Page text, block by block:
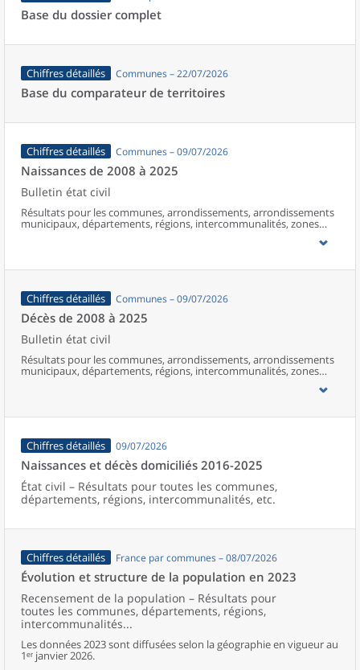
Base du dossier complet
Chiffres détaillés Communes – 22/07/2026
Base du comparateur de territoires
Chiffres détaillés Communes – 09/07/2026
Naissances de 2008 à 2025
Bulletin état civil
Résultats pour les communes, arrondissements, arrondissements
municipaux, départements, régions, intercommunalités, zones
d’emploi, bassins de vie, unités urbaines et aires d’attraction des
Chiffres détaillés Communes – 09/07/2026
Décès de 2008 à 2025
Bulletin état civil
Résultats pour les communes, arrondissements, arrondissements
municipaux, départements, régions, intercommunalités, zones
d’emploi, bassins de vie, unités urbaines et aires d’attraction des
Chiffres détaillés 09/07/2026
Naissances et décès domiciliés 2016-2025
État civil – Résultats pour toutes les communes,
départements, régions, intercommunalités, etc.
Chiffres détaillés France par communes – 08/07/2026
Évolution et structure de la population en 2023
Recensement de la population – Résultats pour
toutes les communes, départements, régions,
intercommunalités...
Les données 2023 sont diffusées selon la géographie en vigueur au
1ᵉʳ janvier 2026.